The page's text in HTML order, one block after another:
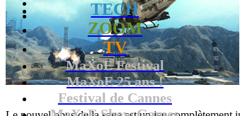
TECH
ZOOM
TV
MaXoE Festival
MaXoE 25 ans !
Festival de Cannes